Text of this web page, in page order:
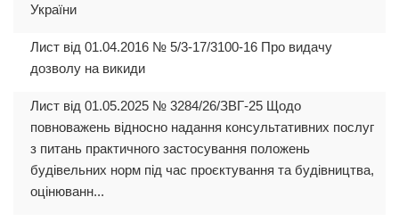
України
Лист від 01.04.2016 № 5/3-17/3100-16 Про видачу
дозволу на викиди
Лист від 01.05.2025 № 3284/26/ЗВГ-25 Щодо
повноважень відносно надання консультативних послуг
з питань практичного застосування положень
будівельних норм під час проєктування та будівництва,
оцінюванн...